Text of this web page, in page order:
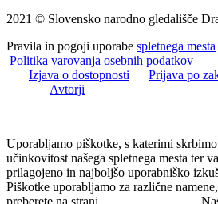
2021 © Slovensko narodno gledališče
Pravila in pogoji uporabe spletnega mesta
Politika varovanja osebnih podatkov
Izjava o dostopnosti
Prijava po
|
Avtorji
Uporabljamo piškotke, s katerimi
učinkovitost našega spletnega mesta ter
prilagojeno in najboljšo uporabniško
Piškotke uporabljamo za različne